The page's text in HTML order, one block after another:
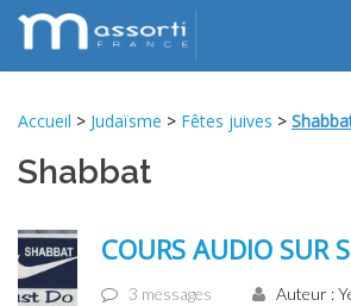
Accueil > Judaïsme > Fêtes juives >
Shabbat
COURS AUDIO SUR
3 messages Auteur :